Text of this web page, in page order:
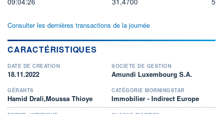
Consulter les dernières transactions de la journée
CARACTÉRISTIQUES
DATE DE CRÉATION
18.11.2022
SOCIÉTÉ DE GESTION
Amundi Luxembourg S.A.
GÉRANTS
Hamid Drali,Moussa Thioye
CATÉGORIE MORNINGSTAR
Immobilier - Indirect Europe